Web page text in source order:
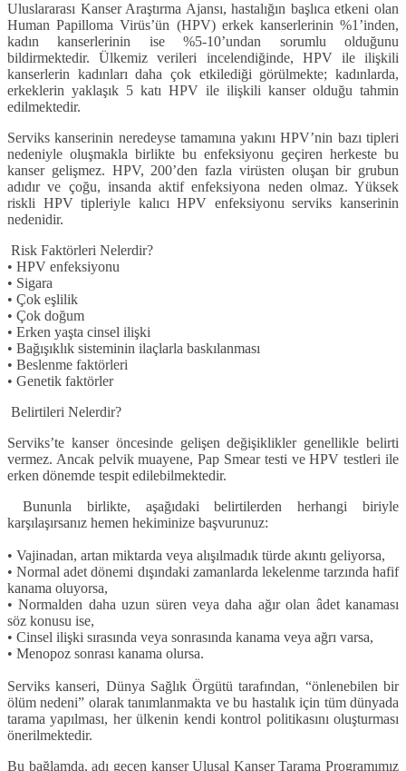
Uluslararası Kanser Araştırma Ajansı, hastalığın başlıca etkeni olan
Human Papilloma Virüs’ün (HPV) erkek kanserlerinin %1’inden,
kadın kanserlerinin ise %5-10’undan sorumlu olduğunu
bildirmektedir. Ülkemiz verileri incelendiğinde, HPV ile ilişkili
kanserlerin kadınları daha çok etkilediği görülmekte; kadınlarda,
erkeklerin yaklaşık 5 katı HPV ile ilişkili kanser olduğu tahmin
edilmektedir.
Serviks kanserinin neredeyse tamamına yakını HPV’nin bazı tipleri
nedeniyle oluşmakla birlikte bu enfeksiyonu geçiren herkeste bu
kanser gelişmez. HPV, 200’den fazla virüsten oluşan bir grubun
adıdır ve çoğu, insanda aktif enfeksiyona neden olmaz. Yüksek
riskli HPV tipleriyle kalıcı HPV enfeksiyonu serviks kanserinin
nedenidir.
Risk Faktörleri Nelerdir?
• HPV enfeksiyonu
• Sigara
• Çok eşlilik
• Çok doğum
• Erken yaşta cinsel ilişki
• Bağışıklık sisteminin ilaçlarla baskılanması
• Beslenme faktörleri
• Genetik faktörler
Belirtileri Nelerdir?
Serviks’te kanser öncesinde gelişen değişiklikler genellikle belirti
vermez. Ancak pelvik muayene, Pap Smear testi ve HPV testleri ile
erken dönemde tespit edilebilmektedir.
Bununla birlikte, aşağıdaki belirtilerden herhangi biriyle
karşılaşırsanız hemen hekiminize başvurunuz:
• Vajinadan, artan miktarda veya alışılmadık türde akıntı geliyorsa,
• Normal adet dönemi dışındaki zamanlarda lekelenme tarzında hafif
kanama oluyorsa,
• Normalden daha uzun süren veya daha ağır olan âdet kanaması
söz konusu ise,
• Cinsel ilişki sırasında veya sonrasında kanama veya ağrı varsa,
• Menopoz sonrası kanama olursa.
Serviks kanseri, Dünya Sağlık Örgütü tarafından, “önlenebilen bir
ölüm nedeni” olarak tanımlanmakta ve bu hastalık için tüm dünyada
tarama yapılması, her ülkenin kendi kontrol politikasını oluşturması
önerilmektedir.
Bu bağlamda, adı geçen kanser Ulusal Kanser Tarama Programımız